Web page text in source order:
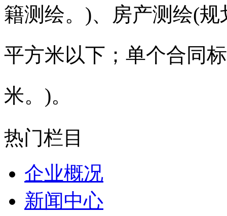
籍测绘。 )、房产测绘(规
平方米以下；单个合同
米。 )。
热门栏目
企业概况
新闻中心